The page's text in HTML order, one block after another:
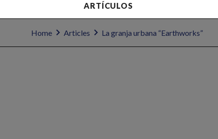
ARTÍCULOS
Home Articles La granja urbana “Earthworks”